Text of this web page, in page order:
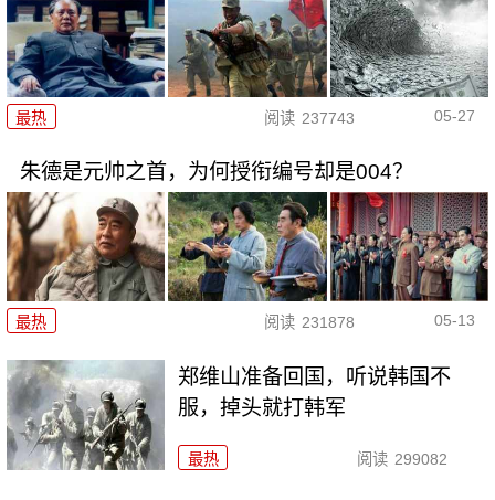
最热 阅读 237743 05-27
朱德是元帅之首，为何授衔编号却是004？
最热 阅读 231878 05-13
郑维山准备回国，听说韩国不
服，掉头就打韩军
最热 阅读 299082